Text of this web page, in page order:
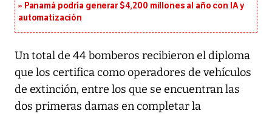
Panamá podría generar $4,200 millones al año con IA y
automatización
Un total de 44 bomberos recibieron el diploma
que los certifica como operadores de vehículos
de extinción, entre los que se encuentran las
dos primeras damas en completar la